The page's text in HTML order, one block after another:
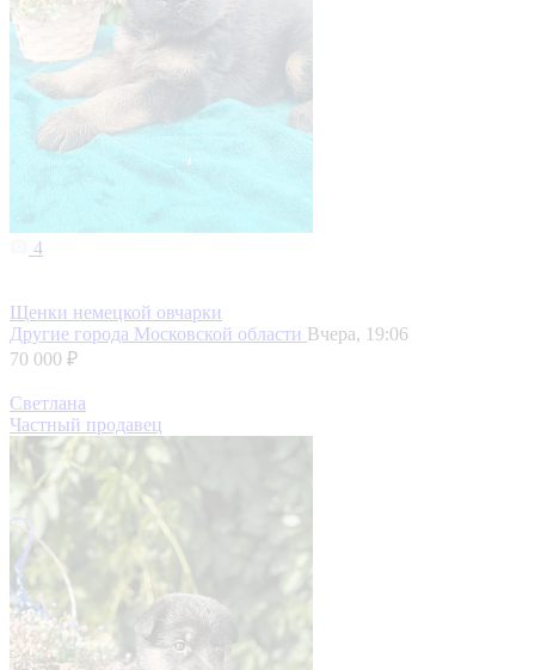
4
Щенки немецкой овчарки
Другие города Московской области Вчера, 19:06
70 000 ₽
Светлана
Частный продавец